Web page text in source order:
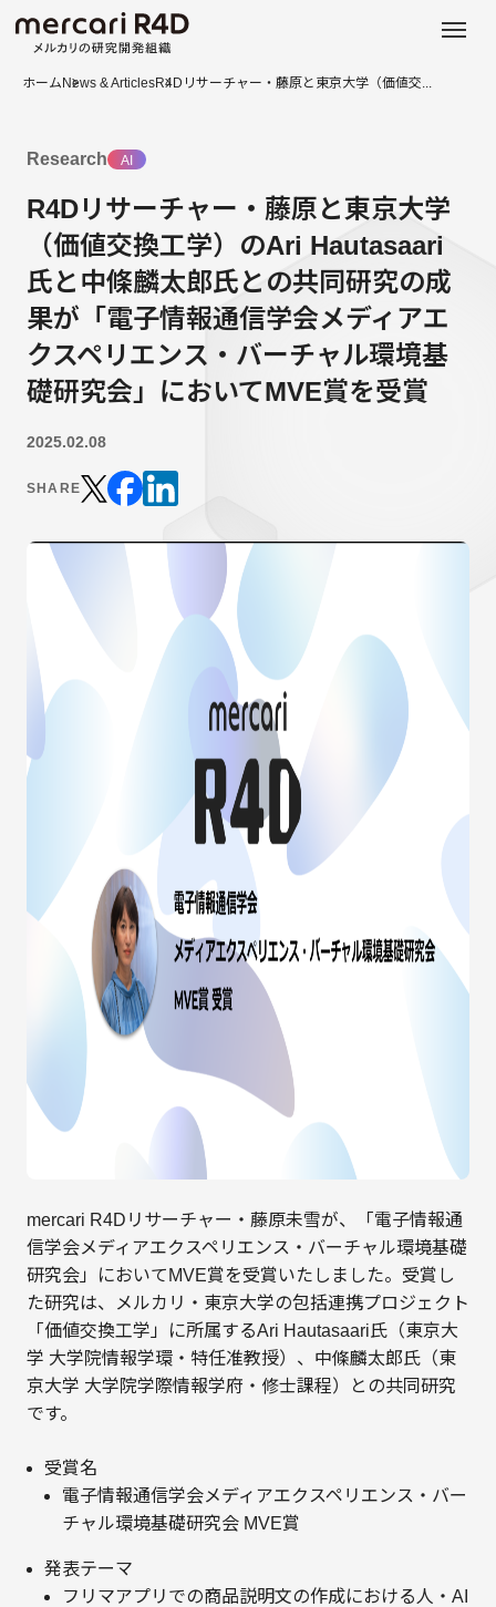
ホーム News & ArticlesR4Dリサーチャー・藤原と東京大学（価値交...
Research AI
R4Dリサーチャー・藤原と東京大学
（価値交換工学）のAri Hautasaari
氏と中條麟太郎氏との共同研究の成
果が「電子情報通信学会メディアエ
クスペリエンス・バーチャル環境基
礎研究会」においてMVE賞を受賞
2025.02.08
SHARE
mercari R4Dリサーチャー・藤原未雪が、「電子情報通
信学会メディアエクスペリエンス・バーチャル環境基礎
研究会」においてMVE賞を受賞いたしました。受賞し
た研究は、メルカリ・東京大学の包括連携プロジェクト
「価値交換工学」に所属するAri Hautasaari氏（東京大
学 大学院情報学環・特任准教授）、中條麟太郎氏（東
京大学 大学院学際情報学府・修士課程）との共同研究
です。
受賞名
電子情報通信学会メディアエクスペリエンス・バー
チャル環境基礎研究会 MVE賞
発表テーマ
フリマアプリでの商品説明文の作成における人・AI